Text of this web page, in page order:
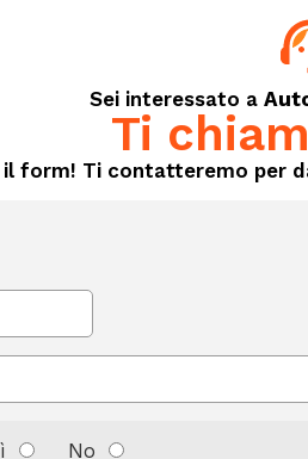
Sei interessato a
Ti
il form! Ti contatteremo per
No